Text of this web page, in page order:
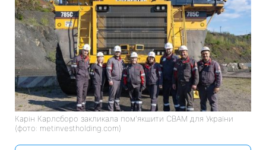
Карін Карлсборо закликала пом'якшити СВАМ для України
(фото: metinvestholding.com)